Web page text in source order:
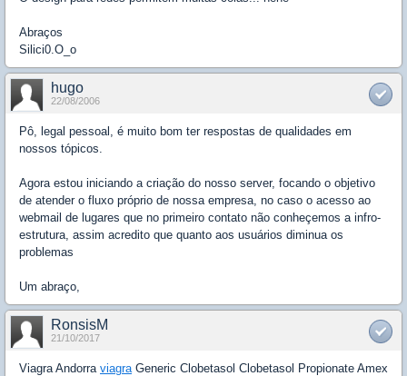
Abraços
Silici0.O_o
hugo
22/08/2006
Pô, legal pessoal, é muito bom ter respostas de qualidades em
nossos tópicos.
Agora estou iniciando a criação do nosso server, focando o objetivo
de atender o fluxo próprio de nossa empresa, no caso o acesso ao
webmail de lugares que no primeiro contato não conheçemos a infro-
estrutura, assim acredito que quanto aos usuários diminua os
problemas
Um abraço,
RonsisM
21/10/2017
Viagra Andorra viagra Generic Clobetasol Clobetasol Propionate Amex